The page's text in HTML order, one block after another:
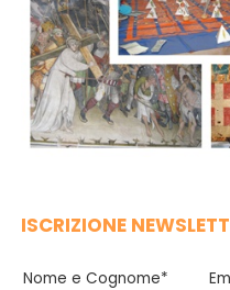
ISCRIZIONE
Nome e Cognome*